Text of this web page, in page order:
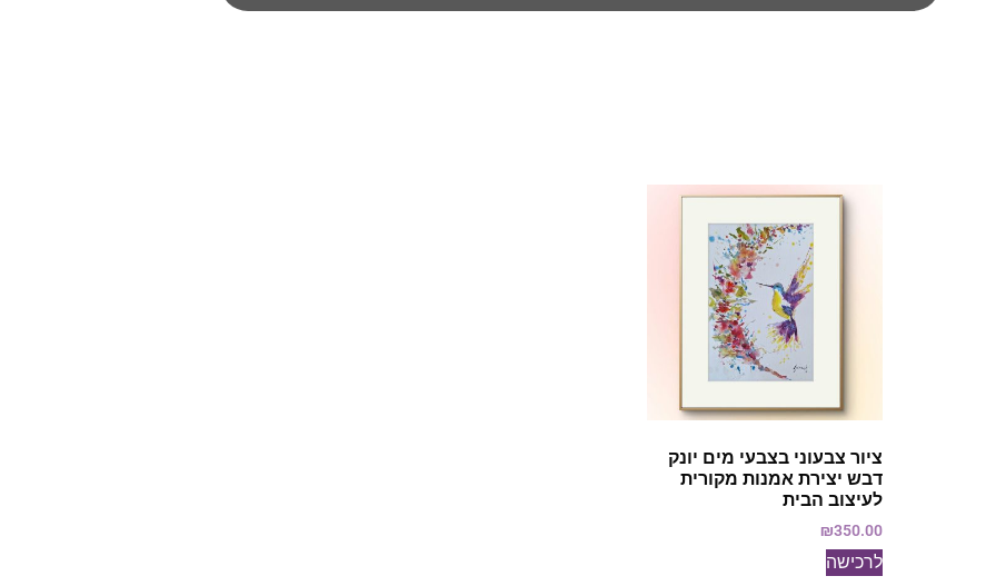
ציור צבעוני בצבעי מים יונק
דבש יצירת אמנות מקורית
לעיצוב הבית
₪350.00
לרכישה